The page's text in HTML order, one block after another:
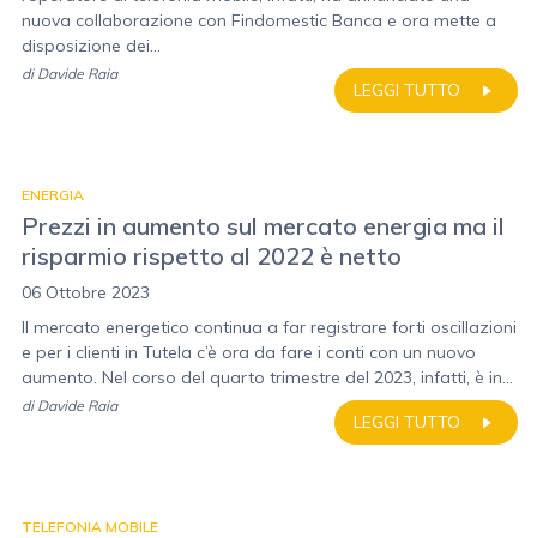
nuova collaborazione con Findomestic Banca e ora mette a
disposizione dei...
LEGGI TUTTO
di Davide Raia
ENERGIA
Prezzi in aumento sul mercato energia ma il
risparmio rispetto al 2022 è netto
06 Ottobre 2023
Il mercato energetico continua a far registrare forti oscillazioni
e per i clienti in Tutela c’è ora da fare i conti con un nuovo
aumento. Nel corso del quarto trimestre del 2023, infatti, è in...
LEGGI TUTTO
di Davide Raia
TELEFONIA MOBILE